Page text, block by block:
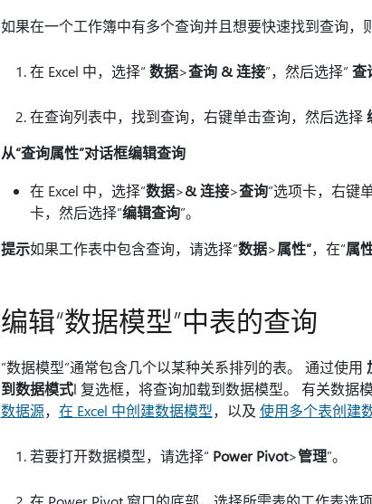
如果在一个工作簿中有多个查询并且想要快速找到查询，
在 Excel 中，选择“ 数据>查询 & 连接”，然后选择“ 查
在查询列表中，找到查询，右键单击查询，然后选择
从“查询属性”对话框编辑查询
在 Excel 中，选择“数据>& 连接>查询”选项卡，右键
卡，然后选择“编辑查询”。
提示如果工作表中包含查询，请选择“数据>属性”，在“属
编辑“数据模型”中表的查询
“数据模型”通常包含几个以某种关系排列的表。 通过使用
到数据模式l 复选框，将查询加载到数据模型。 有关数据
数据源， 在 Excel 中创建数据模型，以及 使用多个表创建
若要打开数据模型，请选择“ Power Pivot>管理”。